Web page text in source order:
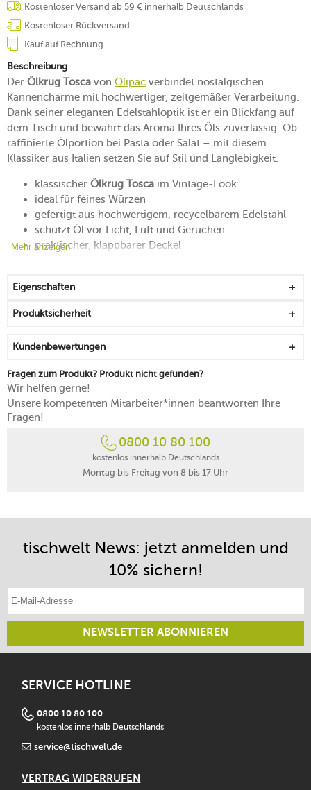
Kostenloser Versand ab 59 € innerhalb Deutschlands
Kostenloser Rückversand
Kauf auf Rechnung
Beschreibung
Der Ölkrug Tosca von Olipac verbindet nostalgischen
Kannencharme mit hochwertiger, zeitgemäßer Verarbeitung.
Dank seiner eleganten Edelstahloptik ist er ein Blickfang auf
dem Tisch und bewahrt das Aroma Ihres Öls zuverlässig. Ob
raffinierte Ölportion bei Pasta oder Salat – mit diesem
Klassiker aus Italien setzen Sie auf Stil und Langlebigkeit.
klassischer Ölkrug Tosca im Vintage‑Look
ideal für feines Würzen
gefertigt aus hochwertigem, recycelbarem Edelstahl
schützt Öl vor Licht, Luft und Gerüchen
praktischer, klappbarer Deckel
Teekannen inspiriert ist
hält das Öl dank dichtem Verschluss oxidationsfrei
Mehr anzeigen
Eigenschaften
Produktsicherheit
Kundenbewertungen
Fragen zum Produkt? Produkt nicht gefunden?
Wir helfen gerne!
Unsere kompetenten Mitarbeiter*innen beantworten Ihre
Fragen!
0800 10 80 100
kostenlos innerhalb Deutschlands
Montag bis Freitag von 8 bis 17 Uhr
tischwelt News: jetzt anmelden und
10% sichern!
NEWSLETTER ABONNIEREN
SERVICE HOTLINE
0800 10 80 100
kostenlos innerhalb Deutschlands
service@tischwelt.de
VERTRAG WIDERRUFEN